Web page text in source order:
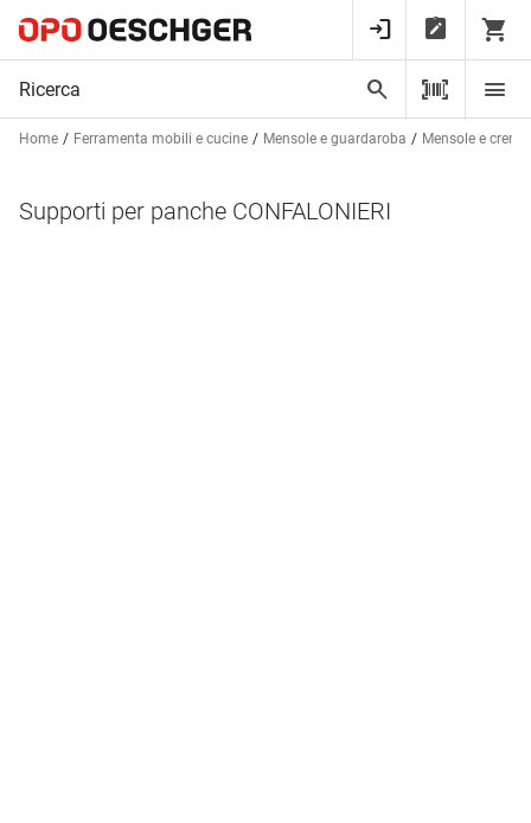
Home Ferramenta mobili e cucine Mensole e guardaroba Mensole e
Supporti per panche CONFALONIERI